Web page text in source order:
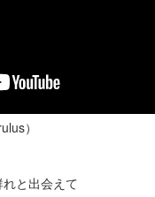
）
と出会えて